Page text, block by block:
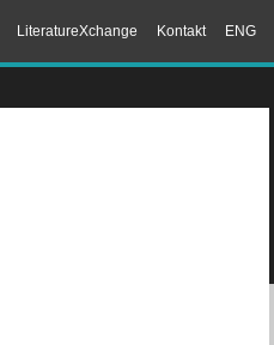
ENG
Kontakt
LiteratureXchange